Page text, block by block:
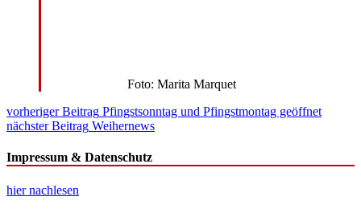
Foto: Marita Marquet
Beitragsnavigation
vorheriger Beitrag Pfingstsonntag und Pfingstmontag geöffnet
nächster Beitrag Weihernews
Impressum & Datenschutz
hier nachlesen